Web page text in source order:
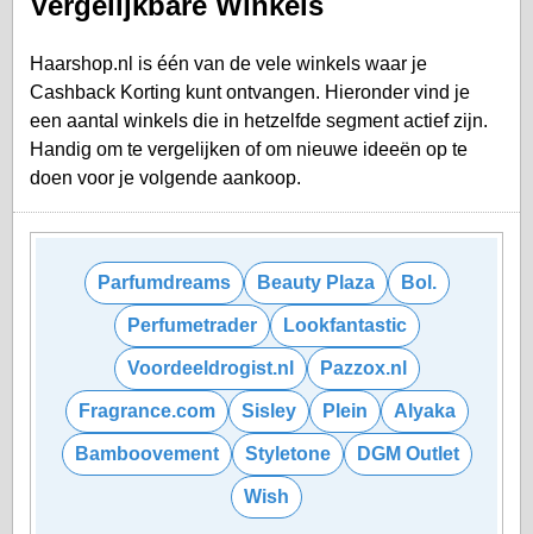
Haarshop.nl is één van de vele winkels waar je
Cashback Korting kunt ontvangen. Hieronder vind je
een aantal winkels die in hetzelfde segment actief zijn.
Handig om te vergelijken of om nieuwe ideeën op te
doen voor je volgende aankoop.
Parfumdreams Beauty Plaza Bol.
Perfumetrader Lookfantastic
Voordeeldrogist.nl Pazzox.nl
Fragrance.com Sisley Plein Alyaka
Bamboovement Styletone DGM Outlet
Wish